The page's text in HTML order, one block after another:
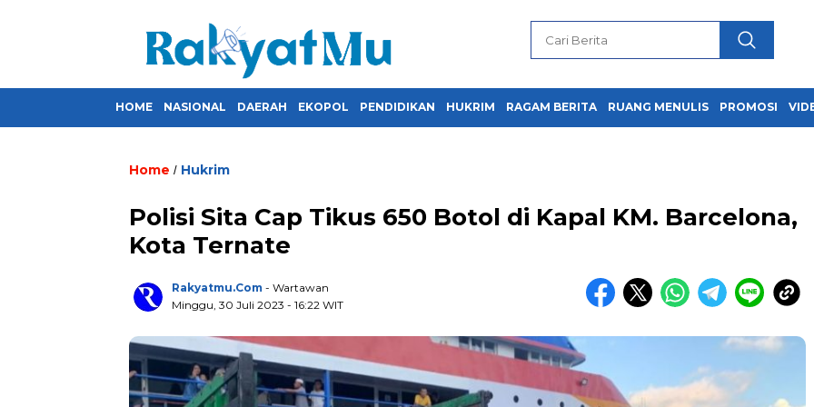
HOME NASIONAL DAERAH EKOPOL PENDIDIKAN HUKRIM RAGAM BERITA RUANG MENULIS PROMOSI
Home / Hukrim
Polisi Sita Cap Tikus 650 Botol di Kapal KM. Barcelona,
Kota Ternate
Rakyatmu.com - Wartawan
Minggu, 30 Juli 2023 - 16:22 WIT